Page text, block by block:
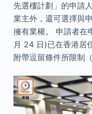
先選樓計劃」的申請
業主外，還可選擇與
擁有業權。 申請者
月 24 日)已在香港居
附帶逗留條件所限制